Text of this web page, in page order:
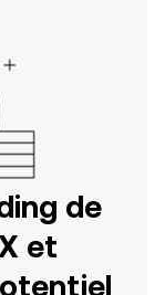
de
et